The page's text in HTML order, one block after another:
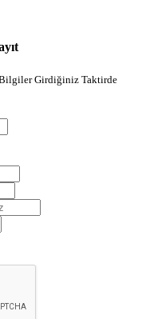
Bilgiler Girdiğiniz Taktirde